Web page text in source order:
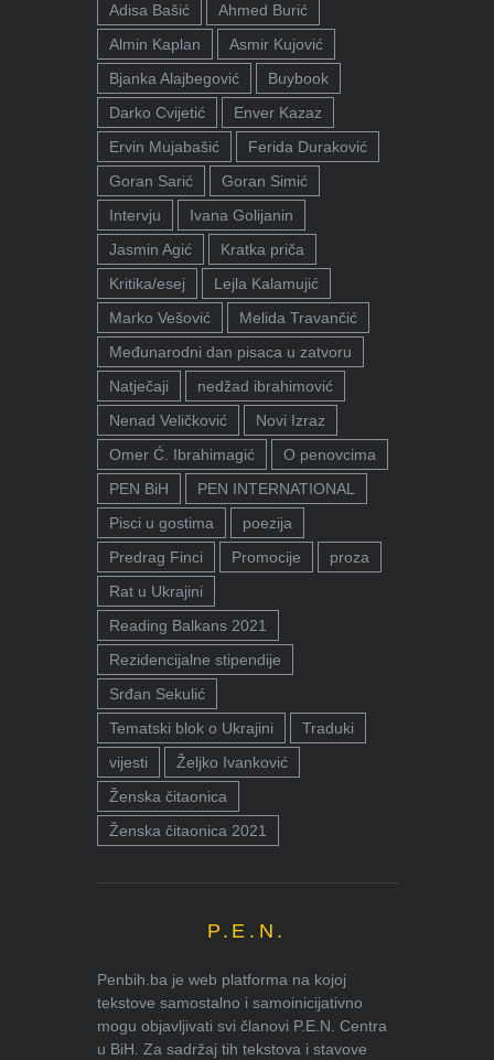
Adisa Bašić
Ahmed Burić
Almin Kaplan
Asmir Kujović
Bjanka Alajbegović
Buybook
Darko Cvijetić
Enver Kazaz
Ervin Mujabašić
Ferida Duraković
Goran Sarić
Goran Simić
Intervju
Ivana Golijanin
Jasmin Agić
Kratka priča
Kritika/esej
Lejla Kalamujić
Marko Vešović
Melida Travančić
Međunarodni dan pisaca u zatvoru
Natječaji
nedžad ibrahimović
Nenad Veličković
Novi Izraz
Omer Ć. Ibrahimagić
O penovcima
PEN BiH
PEN INTERNATIONAL
Pisci u gostima
poezija
Predrag Finci
Promocije
proza
Rat u Ukrajini
Reading Balkans 2021
Rezidencijalne stipendije
Srđan Sekulić
Tematski blok o Ukrajini
Traduki
vijesti
Željko Ivanković
Ženska čitaonica
Ženska čitaonica 2021
P.E.N.
Penbih.ba je web platforma na kojoj
tekstove samostalno i samoinicijativno
mogu objavljivati svi članovi P.E.N. Centra
u BiH. Za sadržaj tih tekstova i stavove